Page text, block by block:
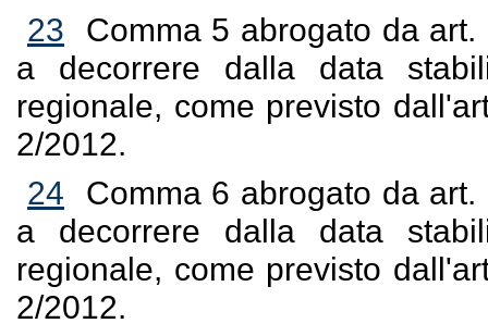
23
Comma 5 abrogato da
a decorrere dalla data
regionale, come previsto
2/2012.
24
Comma 6 abrogato da
a decorrere dalla data
regionale, come previsto
2/2012.